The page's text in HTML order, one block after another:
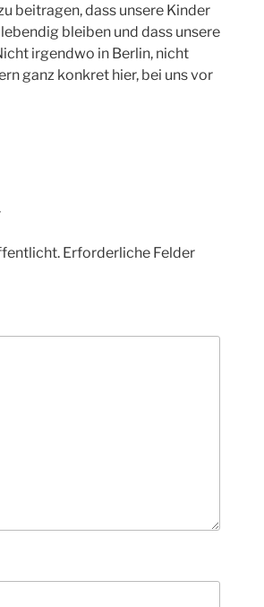
beitragen, dass unsere Kinder
bleiben und dass unsere
irgendwo in Berlin, nicht
ganz konkret hier, bei uns vor
Erforderliche Felder